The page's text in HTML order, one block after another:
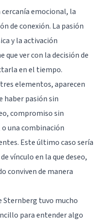
emocional, la
de conexión. La pasión
y la activación
ver con la decisión de
en el tiempo.
elementos, aparecen
haber pasión sin
compromiso sin
una combinación
Este último caso sería
vínculo en la que deseo,
conviven de manera
Sternberg tuvo mucho
para entender algo